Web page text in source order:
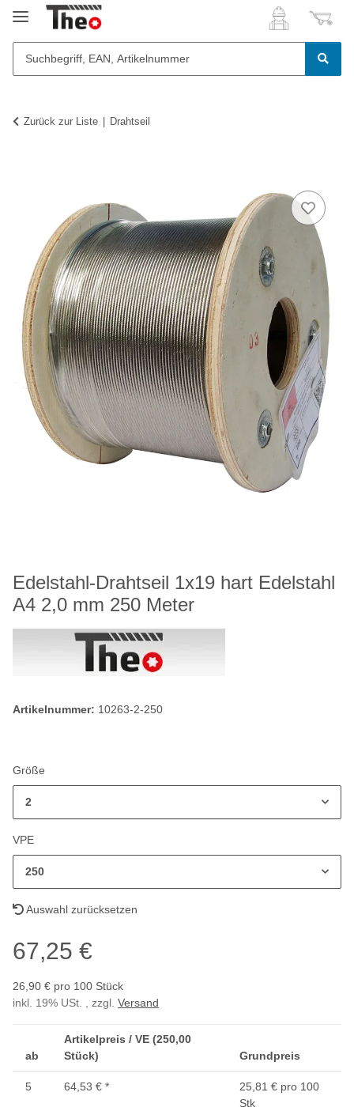
Zurück zur Liste Drahtseil
Edelstahl-Drahtseil 1x19 hart Edelstahl
A4 2,0 mm 250 Meter
Artikelnummer: 10263-2-250
Größe
2
VPE
250
Auswahl zurücksetzen
67,25 €
26,90 € pro 100 Stück
inkl. 19% USt. , zzgl. Versand
ab
Artikelpreis / VE (250,00
Stück)
Grundpreis
5 64,53 € *
25,81 € pro 100
Stk